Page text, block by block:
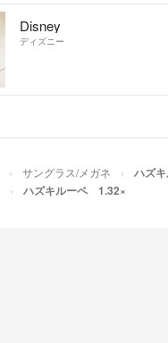
Disney
ディズニー
サングラス/メガネ ハズ
ハズキルーペ 1.32×